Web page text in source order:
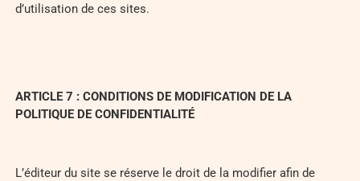
d’utilisation de ces sites.
ARTICLE 7 : CONDITIONS DE MODIFICATION DE LA
POLITIQUE DE CONFIDENTIALITÉ
L’éditeur du site se réserve le droit de la modifier afin de